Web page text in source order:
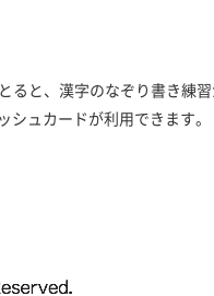
ると、漢字のなぞり書き練
ュカードが利用できます。